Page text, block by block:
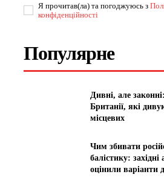
Я прочитав(ла) та погоджуюсь з
конфіденційності
Популярне
Дивні, але
Британії, які
місцевих
Чим збивати
балістику: західні
оцінили варіанти